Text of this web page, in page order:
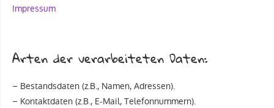
Impressum
Arten der verarbeiteten Daten:
– Bestandsdaten (z.B., Namen, Adressen).
– Kontaktdaten (z.B., E-Mail, Telefonnummern).